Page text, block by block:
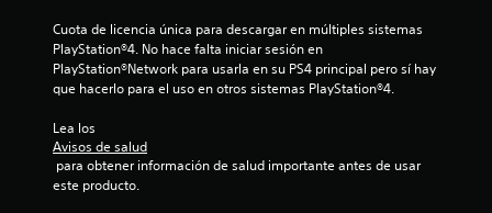
Cuota de licencia única para descargar en múltiples sistemas
PlayStation®4. No hace falta iniciar sesión en
PlayStation®Network para usarla en su PS4 principal pero sí hay
que hacerlo para el uso en otros sistemas PlayStation®4.
Lea los
Avisos de salud
este producto.